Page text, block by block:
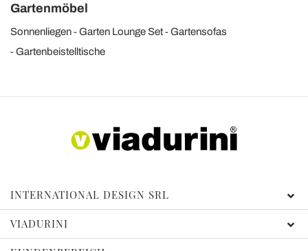
Gartenmöbel
Sonnenliegen Garten Lounge Set
Gartensofas
Gartenbeistelltische
INTERNATIONAL DESIGN SRL
VIADURINI